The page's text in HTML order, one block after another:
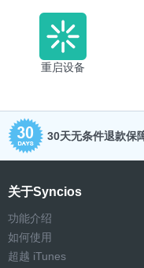
重启设备
30天无条件退款保
关于Syncios
功能介绍
如何使用
超越 iTunes